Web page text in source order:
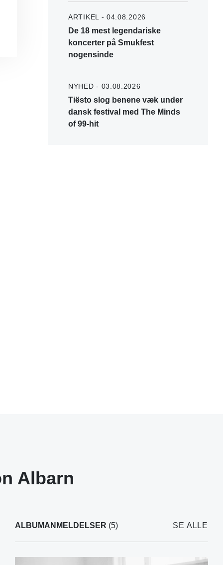
ARTIKEL - 04.08.2026
De 18 mest legendariske
koncerter på Smukfest
nogensinde
NYHED - 03.08.2026
Tiësto slog benene væk under
dansk festival med The Minds
of 99-hit
Albarn
ALBUMANMELDELSER (5) SE ALLE